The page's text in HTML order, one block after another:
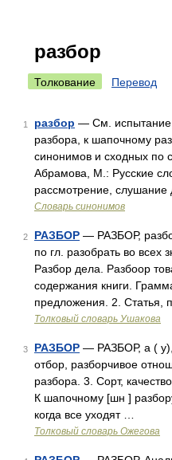
разбор
Толкование Перевод
1 разбор — См. испытание,
разбора, к шапочному
синонимов и сходных по
Абрамова, М.: Русские
рассмотрение, слушание
Словарь синонимов
2 РАЗБОР — РАЗБОР,
по гл. разобрать во всех
Разбор дела. Разбоор
содержания книги.
предложения. 2. Статья,
Толковый словарь Ушакова
3 РАЗБОР — РАЗБОР, а (
отбор, разборчивое
разбора. 3. Сорт,
К шапочному [шн ]
когда все уходят …
Толковый словарь Ожегова